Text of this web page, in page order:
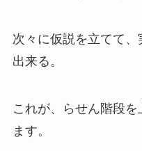
次々に仮説を立てて
出来る。
これが、らせん階段
ます。